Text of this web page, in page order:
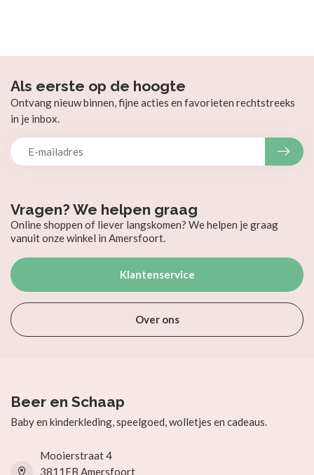
Vragen? We helpen graag
Online shoppen of liever langskomen? We helpen je graag
vanuit onze winkel in Amersfoort.
Klantenservice
Over ons
Als eerste op de hoogte
Ontvang nieuw binnen, fijne acties en favorieten rechtstreeks
in je inbox.
Beer en Schaap
Baby en kinderkleding, speelgoed, wolletjes en cadeaus.
Mooierstraat 4
3811EB Amersfoort